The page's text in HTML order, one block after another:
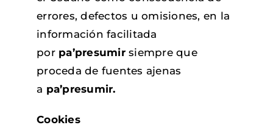
errores, defectos u omisiones, en la
información facilitada
por pa’presumirsiempre que
proceda de fuentes ajenas
a pa’presumir.
Cookies